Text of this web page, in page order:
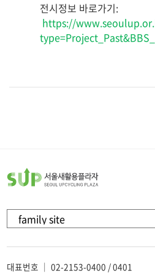
전시정보 바로가기:
https://
대표번호 ｜ 02-2153-0400 / 0401